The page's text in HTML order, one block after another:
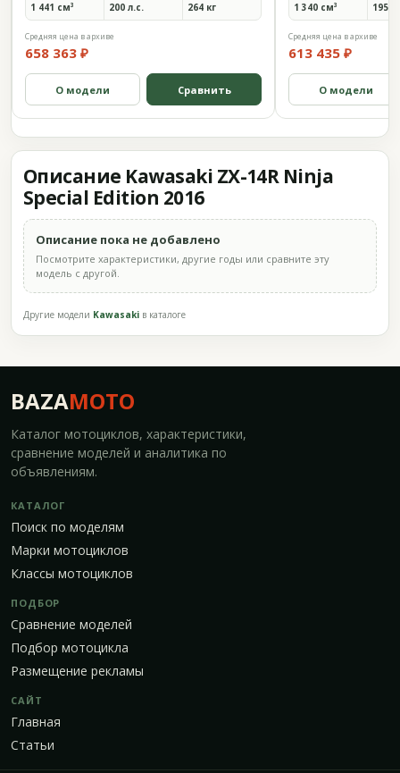
1 441 см³ 200 л.с. 264 кг
Средняя цена в архиве
658 363 ₽
О модели Сравнить
1 340 см³ 195,7
Средняя цена в архиве
613 435 ₽
О модели
Описание Kawasaki ZX-14R Ninja
Special Edition 2016
Описание пока не добавлено
Посмотрите характеристики, другие годы или сравните эту
модель с другой.
Другие модели Kawasaki в каталоге
BAZAMOTO
Каталог мотоциклов, характеристики,
сравнение моделей и аналитика по
объявлениям.
КАТАЛОГ
Поиск по моделям
Марки мотоциклов
Классы мотоциклов
ПОДБОР
Сравнение моделей
Подбор мотоцикла
Размещение рекламы
САЙТ
Главная
Статьи